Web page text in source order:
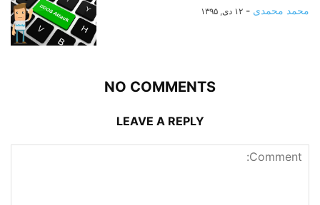
محمد محمدی - ۱۲ دی, ۱۳۹۵
NO COMMENTS
LEAVE A REPLY